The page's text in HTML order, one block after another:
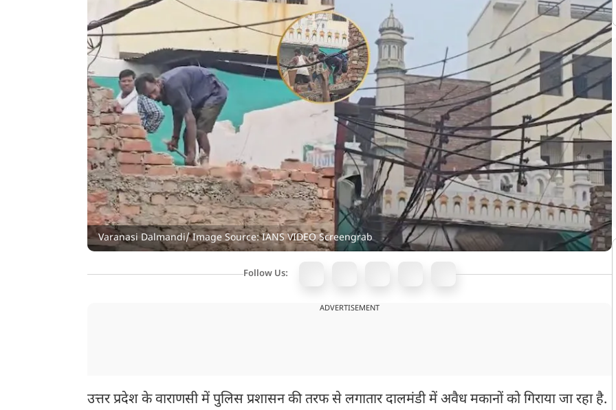
Varanasi Dalmandi/ Image Source: IANS VIDEO Screengrab
Follow Us:
ADVERTISEMENT
उत्तर प्रदेश के वाराणसी में पुलिस प्रशासन की तरफ से लगातार दालमंडी में अवैध मकानों को गिराया जा रहा है.